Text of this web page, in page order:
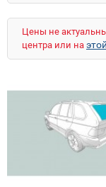
Цены не
центра или на